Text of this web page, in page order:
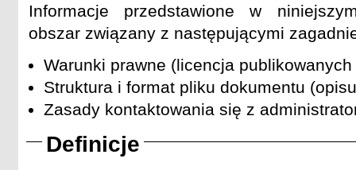
Informacje przedstawione w
obszar związany z następującymi
Warunki prawne (licencja publikowanych
Struktura i format pliku dokumentu
Zasady kontaktowania się z
Definicje